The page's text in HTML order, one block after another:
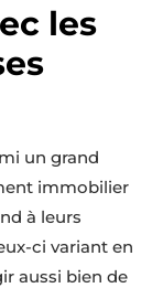
les
un grand
immobilier
à leurs
ci variant en
aussi bien de